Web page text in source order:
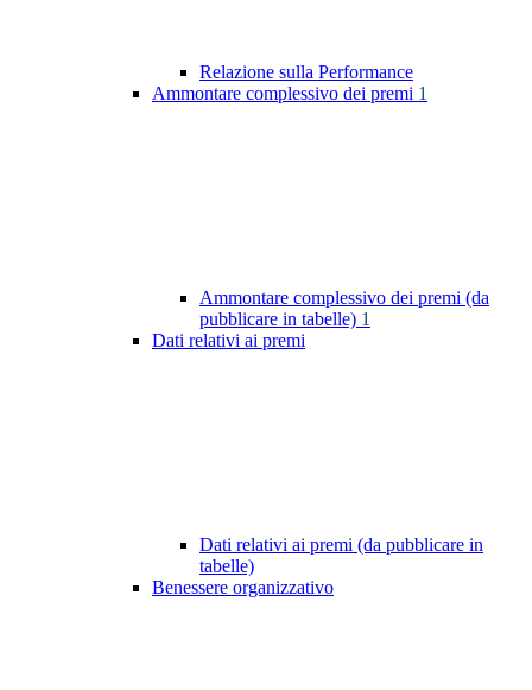
Relazione sulla Performance
Ammontare complessivo dei premi 1
Ammontare complessivo dei premi (da
pubblicare in tabelle) 1
Dati relativi ai premi
Dati relativi ai premi (da pubblicare in
tabelle)
Benessere organizzativo